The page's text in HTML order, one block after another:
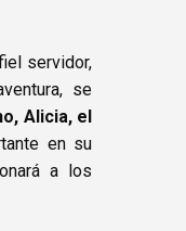
servidor,
se
Alicia, el
en su
a los